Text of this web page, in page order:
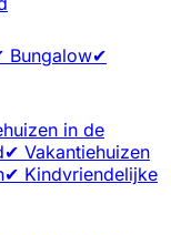
Bungalow✔
in de
✔ Vakantiehuizen
✔ Kindvriendelijke